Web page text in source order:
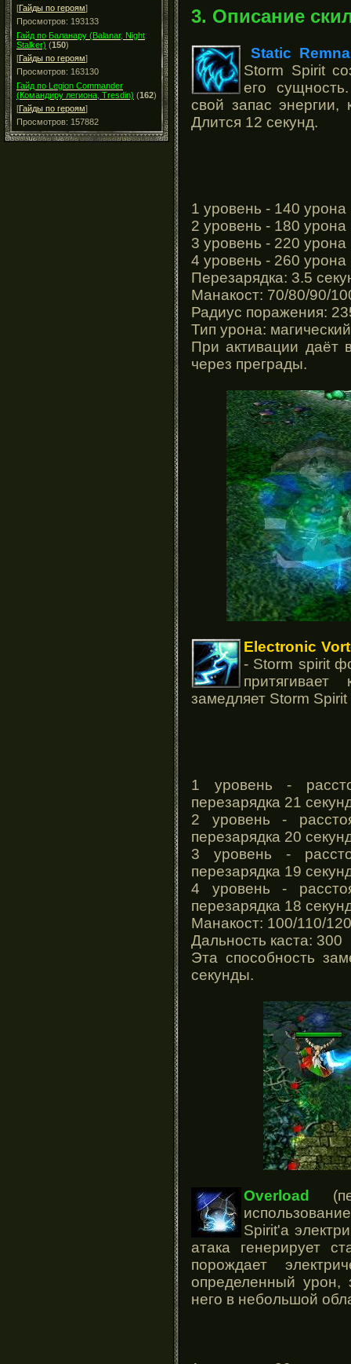
[Гайды по героям]
Просмотров: 193133
Гайд по Баланару (Balanar, Night
Stalker) (150)
[Гайды по героям]
Просмотров: 163130
Гайд по Legion Commander
(Командиру легиона, Tresdin) (162)
[Гайды по героям]
Просмотров: 157882
3. Описание
Static
Storm Spirit
его
свой запас энергии,
Длится 12 секунд.
1 уровень - 140 урона
2 уровень - 180 урона
3 уровень - 220 урона
4 уровень - 260 урона
Перезарядка: 3.5
Манакост: 70/80/90/
Радиус поражения:
Тип урона: магический
При активации даёт
через преграды.
Electronic
- Storm spirit
замедляет Storm Spirit
1 уровень -
перезарядка 21
2 уровень -
перезарядка 20
3 уровень -
перезарядка 19
4 уровень -
перезарядка 18
Манакост: 100/110/
Дальность каста: 300
Эта способность
секунды.
Overload
Spirit'a
атака генерирует
порождает
определенный урон,
него в небольшой